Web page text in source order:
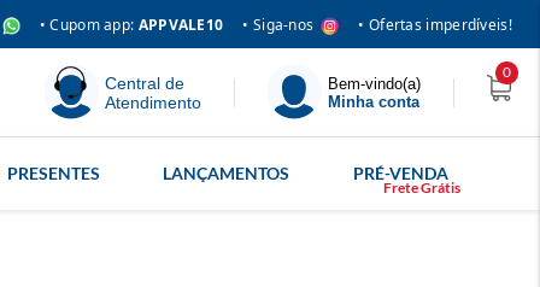
• Cupom app: APPVALE10 • Siga-nos • Ofertas imperdíveis!
Central de
Atendimento
Bem-vindo(a)
Minha conta
0
PRESENTES LANÇAMENTOS PRÉ-VENDA